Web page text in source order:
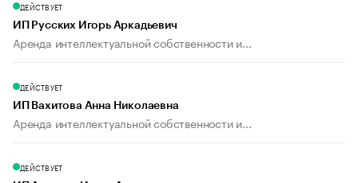
ДЕЙСТВУЕТ
ИП Русских Игорь Аркадьевич
Аренда интеллектуальной собственности и...
ДЕЙСТВУЕТ
ИП Вахитова Анна Николаевна
Аренда интеллектуальной собственности и...
ДЕЙСТВУЕТ